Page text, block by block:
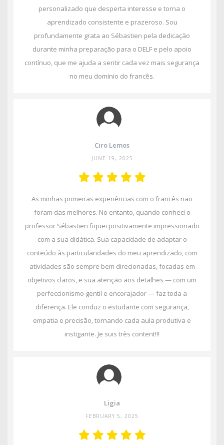
personalizado que desperta interesse e torna o
aprendizado consistente e prazeroso. Sou
profundamente grata ao Sébastien pela dedicação
durante minha preparação para o DELF e pelo apoio
contínuo, que me ajuda a sentir cada vez mais segurança
no meu domínio do francês.
Ciro Lemos
JUNE 19, 2025
As minhas primeiras experiências com o francês não
foram das melhores. No entanto, quando conheci o
professor Sébastien fiquei positivamente impressionado
com a sua didática. Sua capacidade de adaptar o
conteúdo às particularidades do meu aprendizado, com
atividades são sempre bem direcionadas, focadas em
objetivos claros, e sua atenção aos detalhes — com um
perfeccionismo gentil e encorajador — faz toda a
diferença. Ele conduz o estudante com segurança,
empatia e precisão, tornando cada aula produtiva e
instigante. Je suis très content!!!
Ligia
FEBRUARY 5, 2025